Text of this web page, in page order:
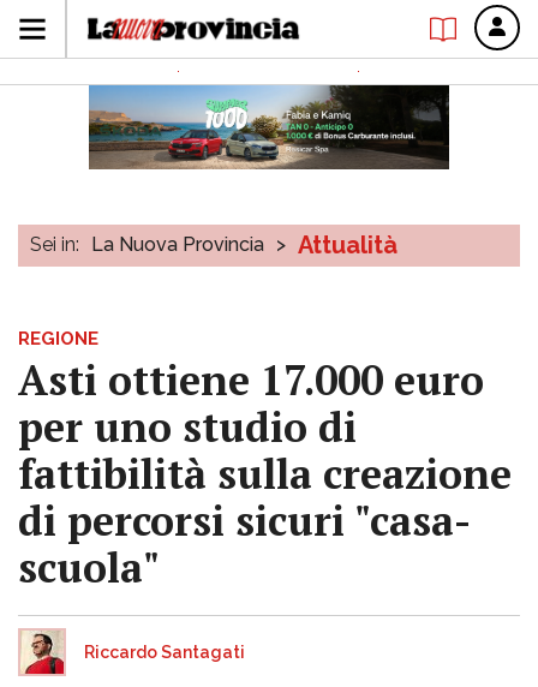
Sei in: La Nuova Provincia > Attualità
REGIONE
Asti ottiene 17.000 euro
per uno studio di
fattibilità sulla creazione
di percorsi sicuri "casa-
scuola"
Riccardo Santagati